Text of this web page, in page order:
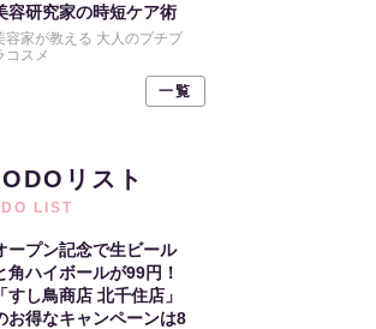
容研究家の時短ケア術
容家が教える 大人のプチプ
コスメ
一覧
リスト
LIST
ープン記念で生ビール
角ハイボールが99円！
「すし鳥商店 北千住店」
お得なキャンペーンは8